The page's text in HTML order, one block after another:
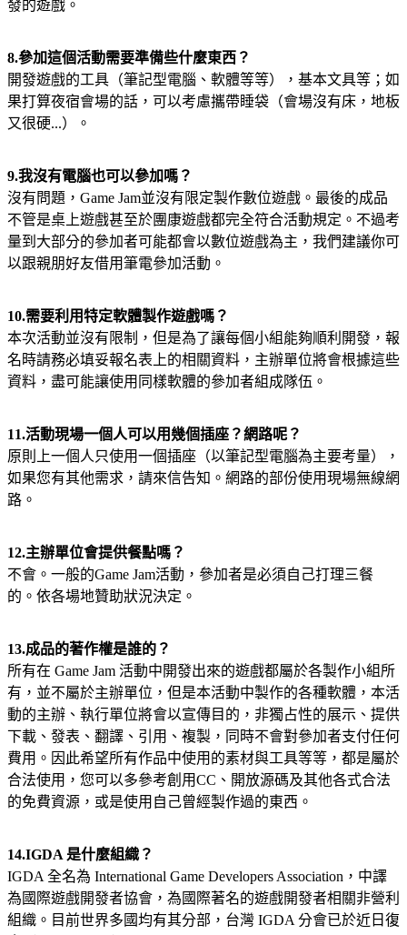
發的遊戲。
8.參加這個活動需要準備些什麼東西？
開發遊戲的工具（筆記型電腦、軟體等等），基本文具等；如
果打算夜宿會場的話，可以考慮攜帶睡袋（會場沒有床，地板
又很硬...）。
9.我沒有電腦也可以參加嗎？
沒有問題，Game Jam並沒有限定製作數位遊戲。最後的成品
不管是桌上遊戲甚至於團康遊戲都完全符合活動規定。不過考
量到大部分的參加者可能都會以數位遊戲為主，我們建議你可
以跟親朋好友借用筆電參加活動。
10.需要利用特定軟體製作遊戲嗎？
本次活動並沒有限制，但是為了讓每個小組能夠順利開發，報
名時請務必填妥報名表上的相關資料，主辦單位將會根據這些
資料，盡可能讓使用同樣軟體的參加者組成隊伍。
11.活動現場一個人可以用幾個插座？網路呢？
原則上一個人只使用一個插座（以筆記型電腦為主要考量），
如果您有其他需求，請來信告知。網路的部份使用現場無線網
路。
12.主辦單位會提供餐點嗎？
不會。一般的Game Jam活動，參加者是必須自己打理三餐
的。依各場地贊助狀況決定。
13.成品的著作權是誰的？
所有在 Game Jam 活動中開發出來的遊戲都屬於各製作小組所
有，並不屬於主辦單位，但是本活動中製作的各種軟體，本活
動的主辦、執行單位將會以宣傳目的，非獨占性的展示、提供
下載、發表、翻譯、引用、複製，同時不會對參加者支付任何
費用。因此希望所有作品中使用的素材與工具等等，都是屬於
合法使用，您可以多參考創用CC、開放源碼及其他各式合法
的免費資源，或是使用自己曾經製作過的東西。
14.IGDA 是什麼組織？
IGDA 全名為 International Game Developers Association，中譯
為國際遊戲開發者協會，為國際著名的遊戲開發者相關非營利
組織。目前世界多國均有其分部，台灣 IGDA 分會已於近日復